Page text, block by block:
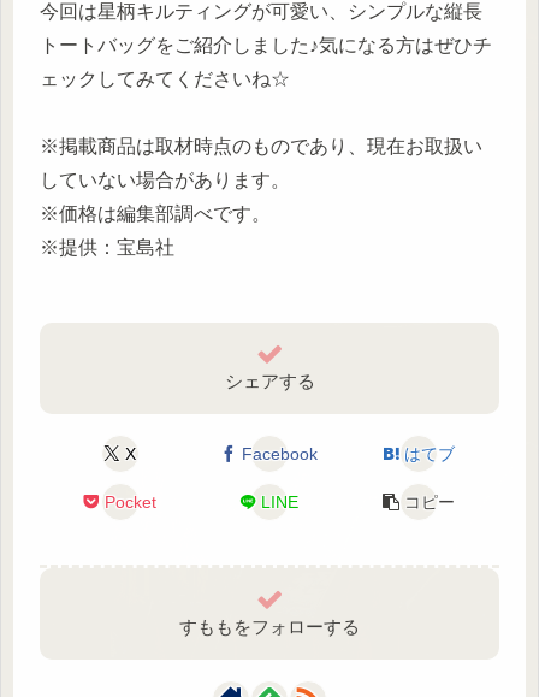
今回は星柄キルティングが可愛い、シンプルな縦長
トートバッグをご紹介しました♪気になる方はぜひチ
ェックしてみてくださいね☆
※掲載商品は取材時点のものであり、現在お取扱い
していない場合があります。
※価格は編集部調べです。
※提供：宝島社
シェアする
X Facebook はてブ
Pocket LINE コピー
すももをフォローする